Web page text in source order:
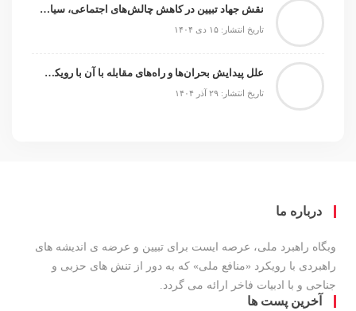
نقش جهاد تبیین در کاهش چالش‌های اجتماعی، سیاسی و امنیتی
تاریخ انتشار: ۱۵ دی ۱۴۰۴
علل پیدایش بحران‌ها و راه‌های مقابله با آن با رویکرد شناختی
تاریخ انتشار: ۲۹ آذر ۱۴۰۴
درباره ما
وبگاه راهبرد ملی، عرصه ایست برای تبیین و عرضه ی اندیشه های
راهبردی با رویکرد «منافع ملی» که به دور از تنش های حزبی و
جناحی و با ادبیات فاخر ارائه می گردد.
آخرین پست ها